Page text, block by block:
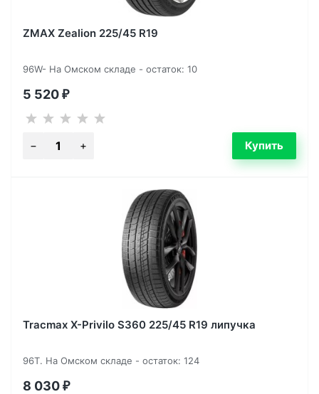
ZMAX Zealion 225/45 R19
96W- На Омском складе - остаток: 10
5 520 ₽
Tracmax X-Privilo S360 225/45 R19 липучка
96T. На Омском складе - остаток: 124
8 030 ₽